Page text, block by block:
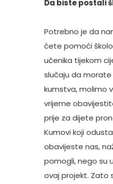
Da biste postali
Potrebno je da
ćete pomoći
učenika tijekom
slučaju da
kumstva, molimo
vrijeme
prije za dijete
Kumovi koji
obavijeste nas,
pomogli, nego su
ovaj projekt. Zato